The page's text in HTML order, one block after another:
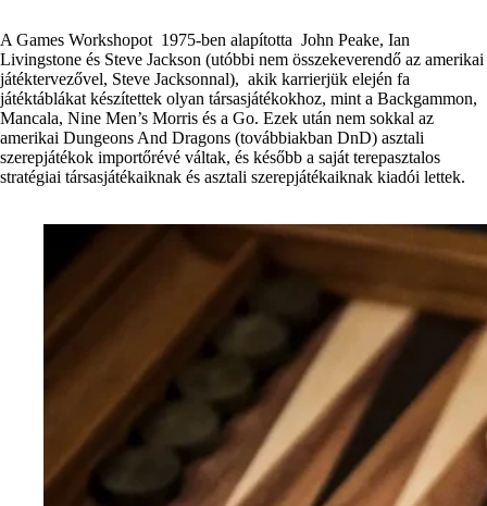
A Games Workshopot 1975-ben alapította John Peake, Ian
Livingstone és Steve Jackson (utóbbi nem összekeverendő az amerikai
játéktervezővel, Steve Jacksonnal), akik karrierjük elején fa
játéktáblákat készítettek olyan társasjátékokhoz, mint a Backgammon,
Mancala, Nine Men’s Morris és a Go. Ezek után nem sokkal az
amerikai Dungeons And Dragons (továbbiakban DnD) asztali
szerepjátékok importőrévé váltak, és később a saját terepasztalos
stratégiai társasjátékaiknak és asztali szerepjátékaiknak kiadói lettek.